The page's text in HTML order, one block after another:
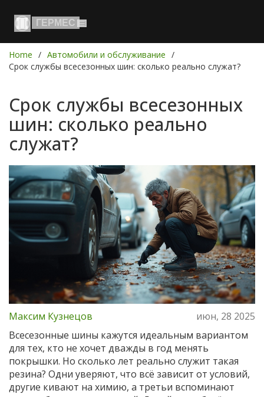
Home
Автомобили и обслуживание
Срок службы всесезонных шин: сколько реально служат?
Срок службы всесезонных
шин: сколько реально
служат?
Максим Кузнецов
июн, 28 2025
Всесезонные шины кажутся идеальным вариантом
для тех, кто не хочет дважды в год менять
покрышки. Но сколько лет реально служит такая
резина? Одни уверяют, что всё зависит от условий,
другие кивают на химию, а третьи вспоминают